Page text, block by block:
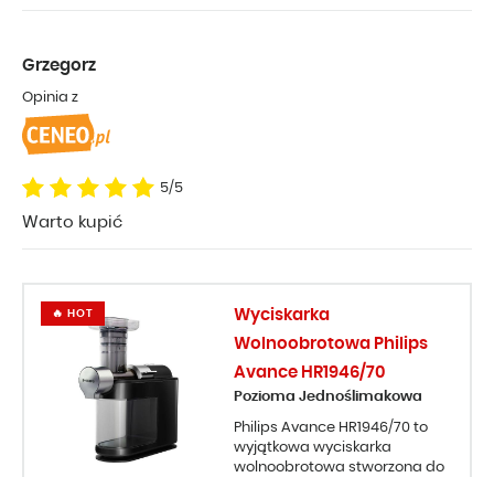
5/5
Warto kupić
Grzegorz
Opinia z
Wyciskarka
Wolnoobrotowa Philips
Avance HR1946/70
Pozioma Jednoślimakowa
Philips Avance HR1946/70 to
wyjątkowa wyciskarka
wolnoobrotowa stworzona do
🔥 HOT